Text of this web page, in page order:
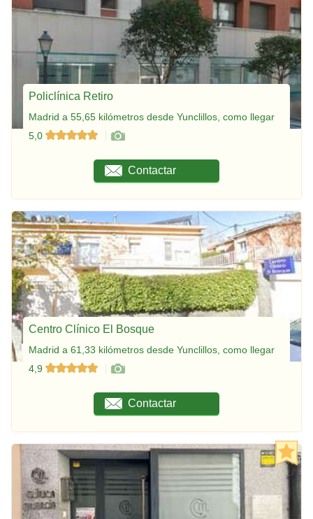
Policlínica Retiro
Madrid a 55,65 kilómetros desde Yunclillos, como llegar
5,0
Contactar
Centro Clínico El Bosque
Madrid a 61,33 kilómetros desde Yunclillos, como llegar
4,9
Contactar